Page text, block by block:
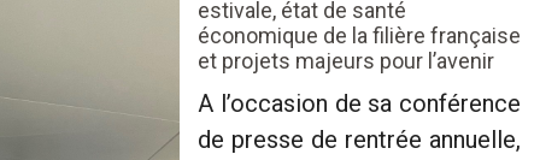
estivale, état de santé
économique de la filière française
et projets majeurs pour l’avenir
A l’occasion de sa conférence
de presse de rentrée annuelle,